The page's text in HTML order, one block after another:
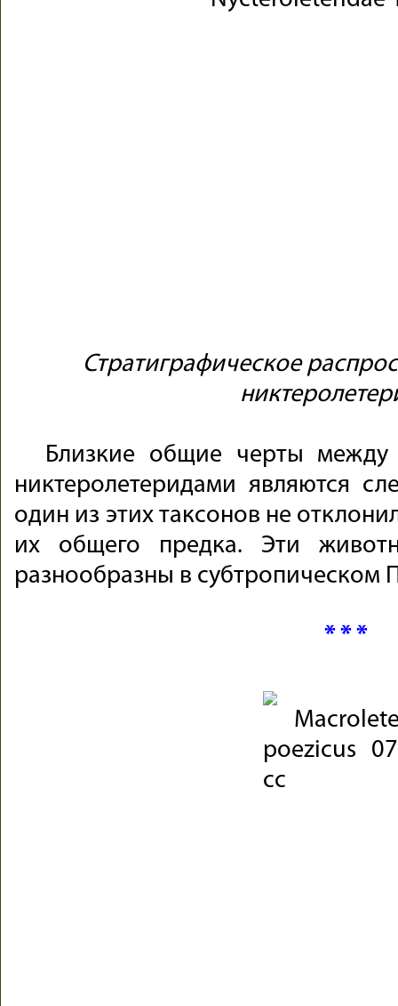
Стратиграфическое
Близкие общие черты
никтеролетеридами являются
один из этих таксонов не
их общего предка. Эти
разнообразны в субтропическом
* * *